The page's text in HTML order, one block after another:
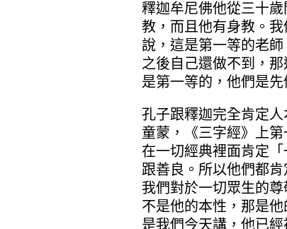
釋迦牟尼佛他從三十
教，而且他有身教。
說，這是第一等的老
之後自己還做不到，
是第一等的，他們是先
孔子跟釋迦完全肯定
童蒙，《三字經》上
在一切經典裡面肯定
跟善良。所以他們都
我們對於一切眾生的
不是他的本性，那是
是我們今天講，他已